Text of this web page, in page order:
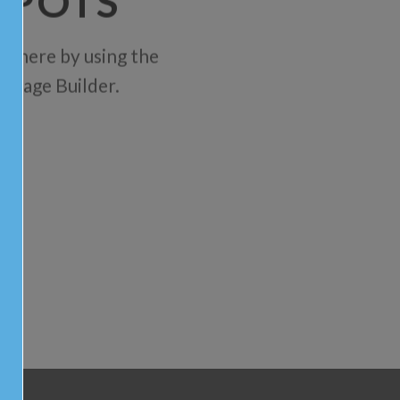
by using the
Page Builder.